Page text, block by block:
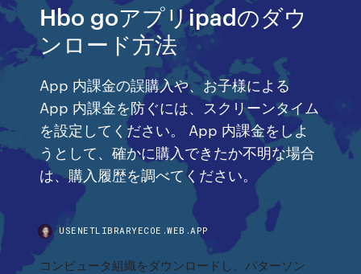
Hbo goアプリipadのダウ
ンロード方法
App 内課金の誤購入や、お子様による
App 内課金を防ぐには、スクリーンタイム
を設定してください。 App 内課金をしよ
うとして、確かに購入できたか不明な場合
は、購入履歴を調べてください。
USENETLIBRARYECOE.WEB.APP
コンピュータ組織をダウンロードし、パターソン